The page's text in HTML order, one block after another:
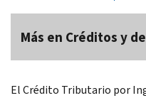
Más en Créditos y
El Crédito Tributario por